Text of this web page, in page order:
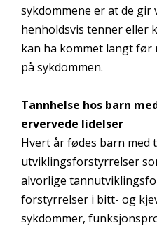
sykdommene er at de gir
henholdsvis tenner eller
kan ha kommet langt
på sykdommen.
Tannhelse hos barn
ervervede lidelser
Hvert år fødes barn med
utviklingsforstyrrelser
alvorlige
forstyrrelser i bitt- og
sykdommer,